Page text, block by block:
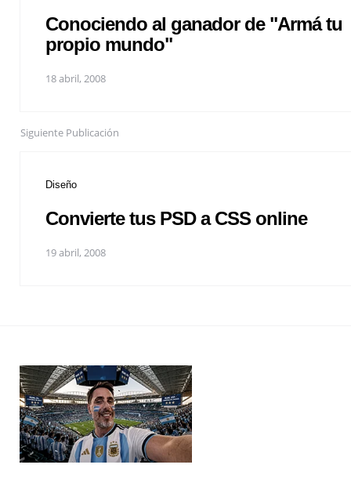
Conociendo al ganador de "Armá tu
propio mundo"
18 abril, 2008
Siguiente Publicación
Diseño
Convierte tus PSD a CSS online
19 abril, 2008